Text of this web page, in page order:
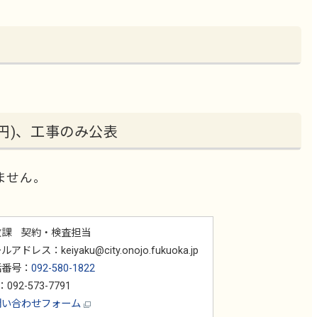
)、工事のみ公表
ん。
課 契約・検査担当
ルアドレス：keiyaku@city.onojo.fukuoka.jp
号： 092-580-1822
092-573-7791
い合わせフォーム